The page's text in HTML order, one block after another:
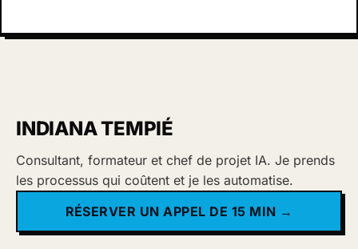
INDIANA TEMPIÉ
Consultant, formateur et chef de projet IA. Je prends
les processus qui coûtent et je les automatise.
RÉSERVER UN APPEL DE 15 MIN →